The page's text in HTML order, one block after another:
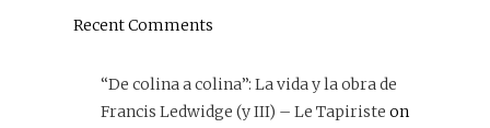
Recent Comments
“De colina a colina”: La vida y la obra de
Francis Ledwidge (y III) – Le Tapiriste on